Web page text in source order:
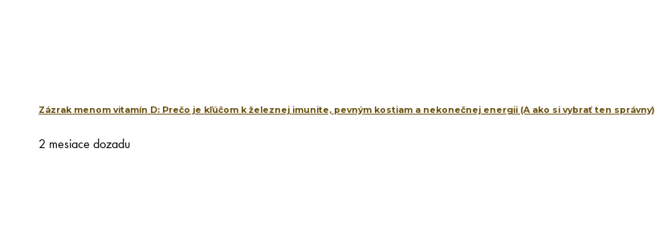
Zázrak menom vitamín D: Prečo je kľúčom k železnej imunite, pevným kostiam a nekonečnej energii (A ako si vybrať ten správny)
2 mesiace dozadu